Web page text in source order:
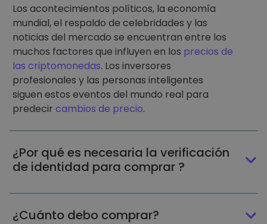
Los acontecimientos políticos, la economía
mundial, el respaldo de celebridades y las
noticias del mercado se encuentran entre los
muchos factores que influyen en los precios de
las criptomonedas. Los inversores
profesionales y las personas inteligentes
siguen estos eventos del mundo real para
predecir cambios de precio.
¿Por qué es necesaria la verificación
de identidad para comprar ?
¿Cuánto debo comprar?